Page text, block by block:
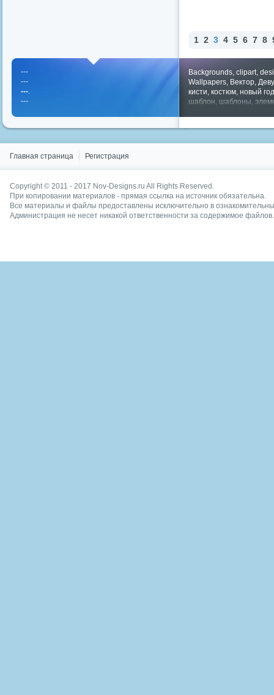
1 2 3 4 5 6 7 8
Backgrounds clipart
Wallpapers Вектор
кисти костюм новый год
шаблон шаблоны
---
---
---
---
Главная страница Регистрация
Copyright © 2011 - 2017 Nov-Designs.ru All Rights Reserved.
При копировании материалов - прямая ссылка на источник обязательна.
Все материалы и файлы предоставлены исключительно в
Администрация не несет никакой ответственности за содержимое файлов.